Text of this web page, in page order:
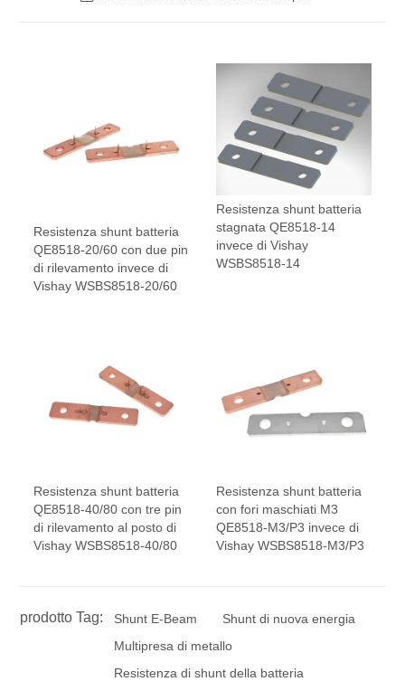
Resistenza shunt batteria
QE8518-20/60 con due pin
di rilevamento invece di
Vishay WSBS8518-20/60
Resistenza shunt batteria
stagnata QE8518-14
invece di Vishay
WSBS8518-14
Resistenza shunt batteria
QE8518-40/80 con tre pin
di rilevamento al posto di
Vishay WSBS8518-40/80
Resistenza shunt batteria
con fori maschiati M3
QE8518-M3/P3 invece di
Vishay WSBS8518-M3/P3
prodotto Tag: Shunt E-Beam
Shunt di nuova energia
Multipresa di metallo
Resistenza di shunt della batteria